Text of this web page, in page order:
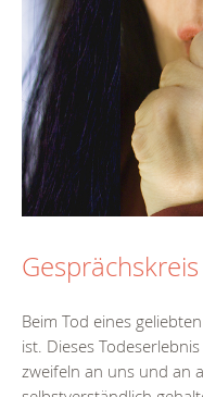
Beim Tod eines
ist. Dieses
zweifeln an uns und an